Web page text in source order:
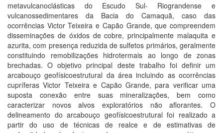
metavulcanoclásticas do Escudo Sul- Riograndense e
vulcanossedimentares da Bacia do Camaquã, caso das
ocorrências Victor Teixeira e Capão Grande, que compreendem
disseminações de óxidos de cobre, principalmente malaquita e
azurita, com presença reduzida de sulfetos primários, geralmente
constituindo remobilizações hidrotermais ao longo de zonas
brechadas. O objetivo principal deste trabalho foi definir um
arcabouço geofísicoestrutural da área incluindo as ocorrências
cupríferas Victor Teixeira e Capão Grande, para verificar uma
suposta conexão entre suas mineralizações, bem como
caracterizar novos alvos exploratórios não aflorantes. O
delineamento do arcabouço geofísicoestrutural foi realizado a
partir do uso de técnicas de realce e de estimativas de